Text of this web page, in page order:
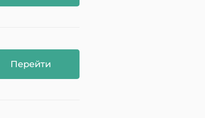
Перейти